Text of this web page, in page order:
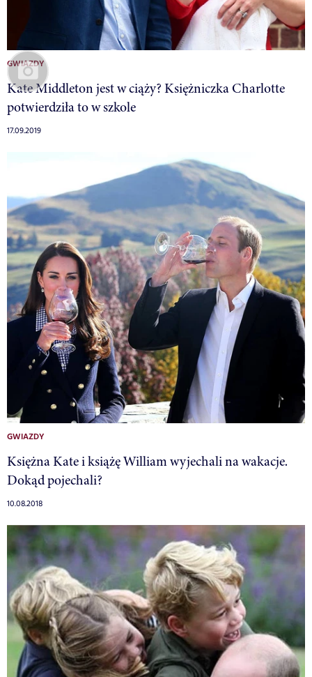
GWIAZDY
Kate Middleton jest w ciąży? Księżniczka Charlotte
potwierdziła to w szkole
17.09.2019
GWIAZDY
Księżna Kate i książę William wyjechali na wakacje.
Dokąd pojechali?
10.08.2018